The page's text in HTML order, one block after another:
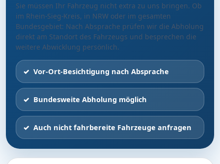
Sie müssen Ihr Fahrzeug nicht extra zu uns bringen. Ob
im Rhein-Sieg-Kreis, in NRW oder im gesamten
Bundesgebiet: Nach Absprache prüfen wir die Abholung
direkt am Standort des Fahrzeugs und besprechen die
weitere Abwicklung persönlich.
Vor-Ort-Besichtigung nach Absprache
Bundesweite Abholung möglich
Auch nicht fahrbereite Fahrzeuge anfragen